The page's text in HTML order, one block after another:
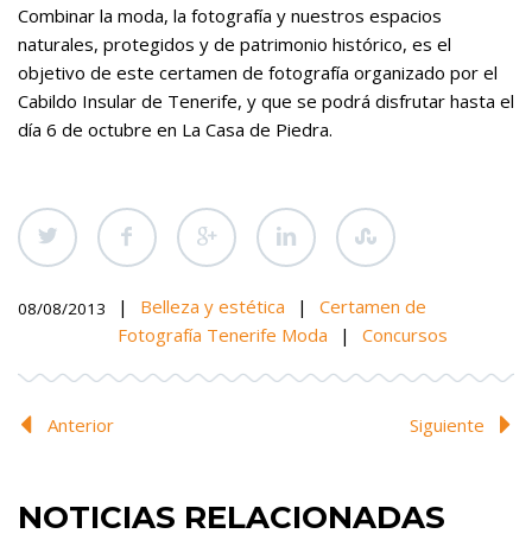
Combinar la moda, la fotografía y nuestros espacios
naturales, protegidos y de patrimonio histórico, es el
objetivo de este certamen de fotografía organizado por el
Cabildo Insular de Tenerife, y que se podrá disfrutar hasta el
día 6 de octubre en La Casa de Piedra.
08/08/2013 | Belleza y estética |
Certamen de
Fotografía Tenerife Moda
| Concursos
Anterior Siguiente
NOTICIAS RELACIONADAS